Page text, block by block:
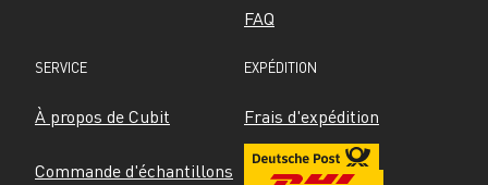
FAQ
SERVICE
À propos de Cubit
Commande d'échantillons
EXPÉDITION
Frais d'expédition